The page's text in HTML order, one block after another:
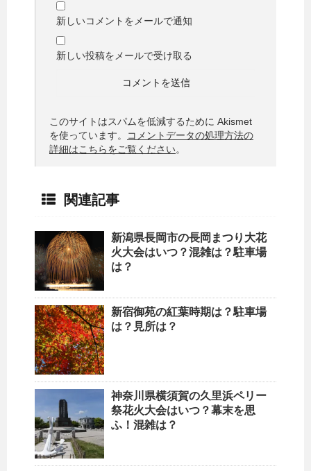
新しいコメントをメールで通知
新しい投稿をメールで受け取る
このサイトはスパムを低減するために Akismet
を使っています。
コメントデータの処理方法の
詳細はこちらをご覧ください。
関連記事
新潟県長岡市の長岡まつり大花
火大会はいつ？混雑は？駐車場
は？
新宿御苑の紅葉時期は？駐車場
は？見所は？
神奈川県横須賀の久里浜ペリー
祭花火大会はいつ？幕末を思
ふ！混雑は？